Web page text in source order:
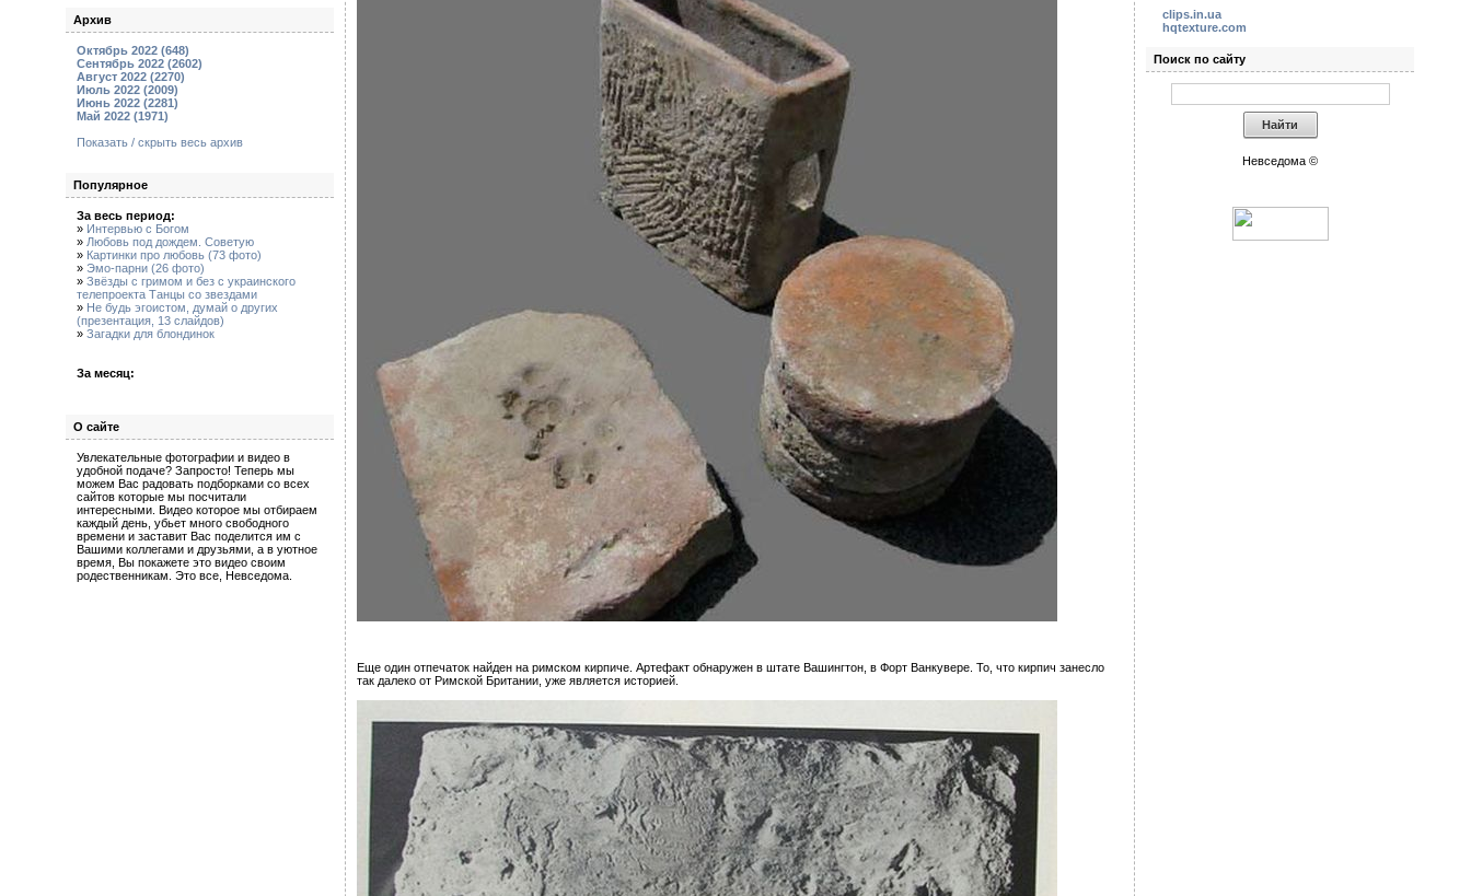
Архив
Октябрь 2022 (648)
Сентябрь 2022 (2602)
Август 2022 (2270)
Июль 2022 (2009)
Июнь 2022 (2281)
Май 2022 (1971)
Показать / скрыть весь архив
Популярное
За весь период:
» Интервью с Богом
» Любовь под дождем. Советую
» Картинки про любовь (73 фото)
» Эмо-парни (26 фото)
» Звёзды с гримом и без с украинского
телепроекта Танцы со звездами
» Не будь эгоистом, думай о других
(презентация, 13 слайдов)
» Загадки для блондинок
За месяц:
О сайте
Увлекательные фотографии и видео в
удобной подаче? Запросто! Теперь мы
можем Вас радовать подборками со всех
сайтов которые мы посчитали
интересными. Видео которое мы отбираем
каждый день, убьет много свободного
времени и заставит Вас поделится им с
Вашими коллегами и друзьями, а в уютное
время, Вы покажете это видео своим
родественникам. Это все, Невседома.
Еще один отпечаток найден на римском кирпиче. Артефакт обнаружен в штате Вашингтон, в Форт Ванкувере. То, что кирпич занесло
так далеко от Римской Британии, уже является историей.
clips.in.ua
hqtexture.com
Поиск по сайту
Невседома ©